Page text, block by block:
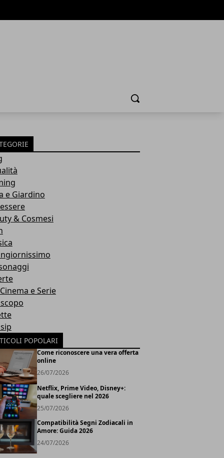
Cerca
e Giardino
& Cosmesi
e Serie
POPOLARI
Come riconoscere una vera offerta
online
26/07/2026
Netflix, Prime Video, Disney+:
quale scegliere nel 2026
25/07/2026
Compatibilità Segni Zodiacali in
Amore: Guida 2026
24/07/2026